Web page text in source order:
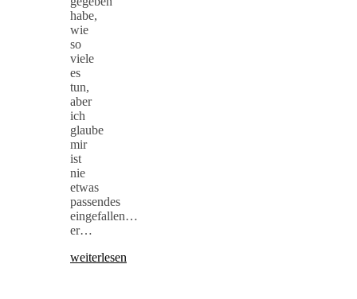
habe,
wie
so
viele
es
tun,
aber
ich
glaube
mir
ist
nie
etwas
passendes
eingefallen…
er…
weiterlesen